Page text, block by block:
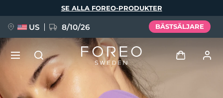
SE ALLA FOREO-PRODUKTER
US 8/10/26 BÄSTSÄLJARE
NYHET